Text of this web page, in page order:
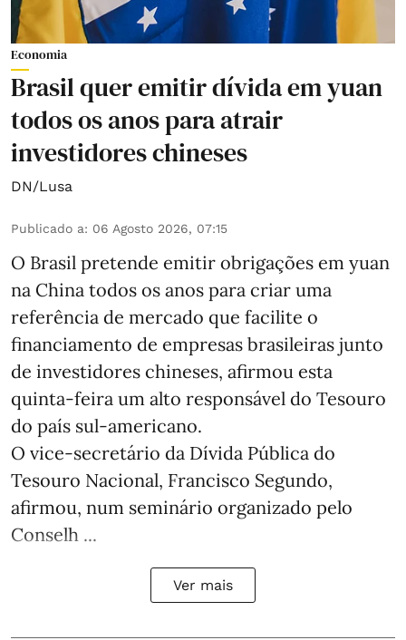
Economia
Brasil quer emitir dívida em yuan
todos os anos para atrair
investidores chineses
DN/Lusa
Publicado a: 06 Agosto 2026, 07:15
O Brasil pretende emitir obrigações em yuan
na China todos os anos para criar uma
referência de mercado que facilite o
financiamento de empresas brasileiras junto
de investidores chineses, afirmou esta
quinta-feira um alto responsável do Tesouro
do país sul-americano.
O vice-secretário da Dívida Pública do
Tesouro Nacional, Francisco Segundo,
afirmou, num seminário organizado pelo
Conselh ...
Ver mais